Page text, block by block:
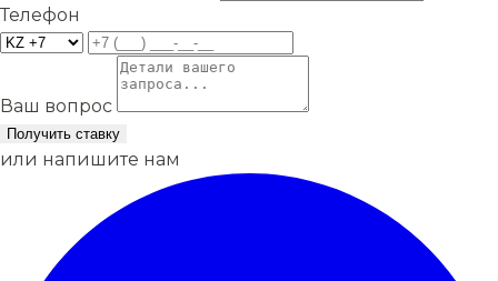
Телефон
Ваш вопрос
Получить ставку
или напишите нам